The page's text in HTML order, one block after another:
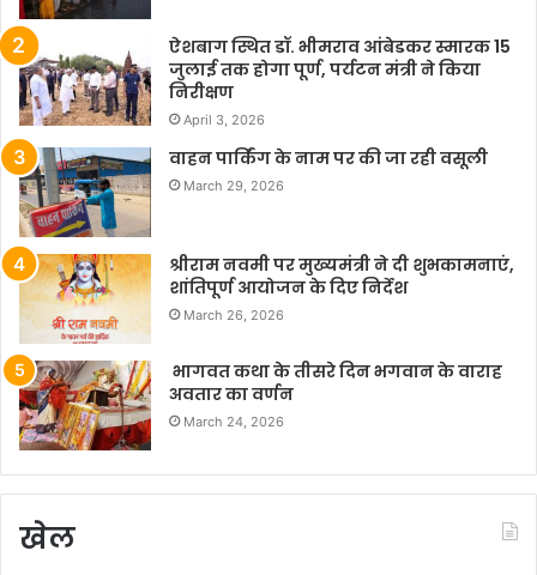
ऐशबाग स्थित डॉ. भीमराव आंबेडकर स्मारक 15
जुलाई तक होगा पूर्ण, पर्यटन मंत्री ने किया
निरीक्षण
April 3, 2026
वाहन पार्किंग के नाम पर की जा रही वसूली
March 29, 2026
श्रीराम नवमी पर मुख्यमंत्री ने दी शुभकामनाएं,
शांतिपूर्ण आयोजन के दिए निर्देश
March 26, 2026
भागवत कथा के तीसरे दिन भगवान के वाराह
अवतार का वर्णन
March 24, 2026
खेल